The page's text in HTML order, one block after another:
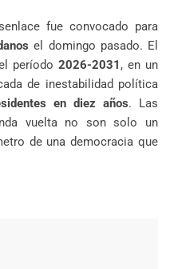
fue convocado para
el domingo pasado. El
período 2026-2031 , en un
de inestabilidad política
en diez años. Las
vuelta no son solo un
de una democracia que